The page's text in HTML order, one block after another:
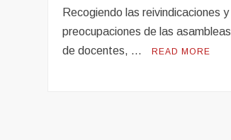
Recogiendo las reivindicaciones y
preocupaciones de las asambleas
de docentes, …
READ MORE